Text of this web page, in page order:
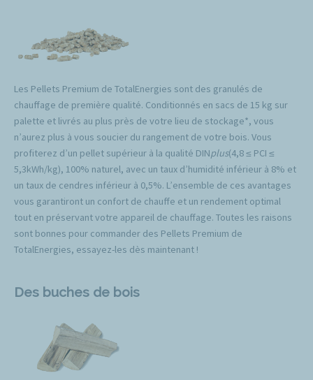
Les Pellets Premium de TotalEnergies sont des granulés de
chauffage de première qualité. Conditionnés en sacs de 15 kg sur
palette et livrés au plus près de votre lieu de stockage*, vous
n’aurez plus à vous soucier du rangement de votre bois. Vous
profiterez d’un pellet supérieur à la qualité DINplus(4,8 ≤ PCI ≤
5,3kWh/kg), 100% naturel, avec un taux d’humidité inférieur à 8% et
un taux de cendres inférieur à 0,5%. L’ensemble de ces avantages
vous garantiront un confort de chauffe et un rendement optimal
tout en préservant votre appareil de chauffage. Toutes les raisons
sont bonnes pour commander des Pellets Premium de
TotalEnergies, essayez-les dès maintenant !
Des buches de bois